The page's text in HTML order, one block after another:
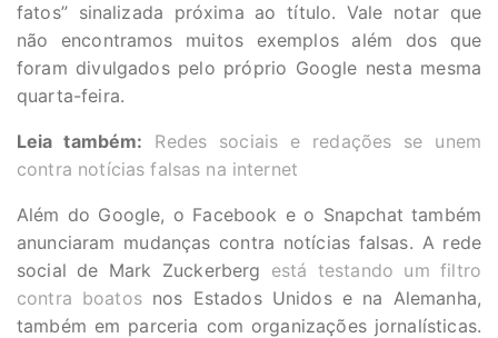
fatos” sinalizada próxima ao título. Vale notar que
não encontramos muitos exemplos além dos que
foram divulgados pelo próprio Google nesta mesma
quarta-feira.
Leia também:
Redes sociais e redações se unem
contra notícias falsas na internet
Além do Google, o Facebook e o Snapchat também
anunciaram mudanças contra notícias falsas. A rede
social de Mark Zuckerberg está testando um filtro
contra boatosnos Estados Unidos e na Alemanha,
também em parceria com organizações jornalísticas.